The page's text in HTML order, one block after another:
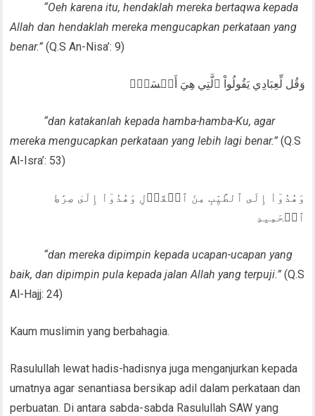
“Oeh karena itu, hendaklah mereka bertaqwa kepada
Allah dan hendaklah mereka mengucapkan perkataan yang
benar.”(Q.S An-Nisa’: 9)
وَقُل لِّعِبَادِي يَقُولُواْ ٱلَّتِي هِيَ أَحۡسَنُۚ
“dan katakanlah kepada hamba-hamba-Ku, agar
mereka mengucapkan perkataan yang lebih lagi benar.”(Q.S
Al-Isra’: 53)
وَهُدُوٓاْ إِلَى ٱلطَّيِّبِ مِنَ ٱلۡقَوۡلِ وَهُدُوٓاْ إِلَىٰ صِرَٰطِ
ٱلۡحَمِيدِ
“dan mereka dipimpin kepada ucapan-ucapan yang
baik, dan dipimpin pula kepada jalan Allah yang terpuji.”(Q.S
Al-Hajj: 24)
Kaum muslimin yang berbahagia.
Rasulullah lewat hadis-hadisnya juga menganjurkan kepada
umatnya agar senantiasa bersikap adil dalam perkataan dan
perbuatan. Di antara sabda-sabda Rasulullah SAW yang